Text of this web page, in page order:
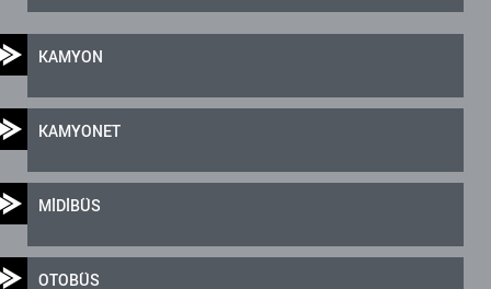
KAMYON
KAMYONET
MİDİBÜS
OTOBÜS